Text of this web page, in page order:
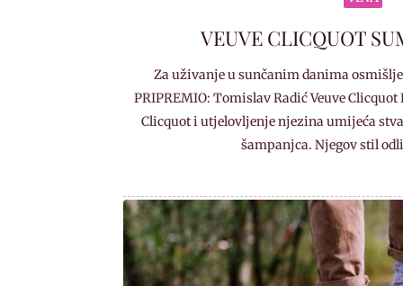
VEUVE CLICQUOT
Za uživanje u sunčanim danima
PRIPREMIO: Tomislav Radić Veuve
Clicquot i utjelovljenje njezina umijeća
šampanjca. Njegov stil